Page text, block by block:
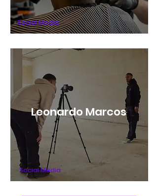
Social Media
Leonardo Marcos
Social Media